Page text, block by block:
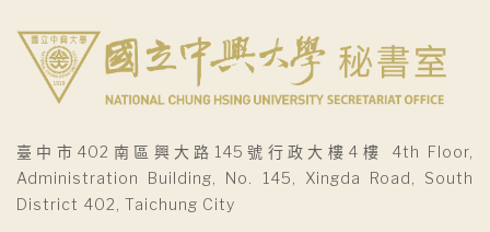
臺中市402南區興大路145號行政大樓4樓 4th Floor,
Administration Building, No. 145, Xingda Road, South
District 402, Taichung City